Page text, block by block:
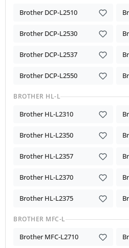
Brother DCP-L2510
Brother DCP-L2530
Brother DCP-L2537
Brother DCP-L2550
BROTHER HL-L
Brother HL-L2310
Brother HL-L2350
Brother HL-L2357
Brother HL-L2370
Brother HL-L2375
BROTHER MFC-L
Brother MFC-L2710